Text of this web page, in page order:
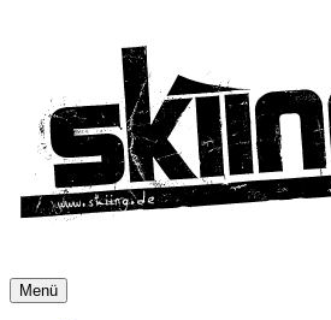
Menü